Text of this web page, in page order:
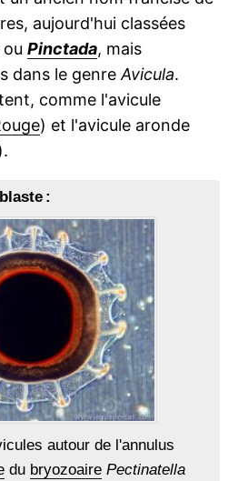
aujourd'hui classées
ou Pinctada, mais
dans le genreAvicula.
comme l'avicule
) et l'avicule aronde
:
autour de l'annulus
du bryozoaire Pectinatella